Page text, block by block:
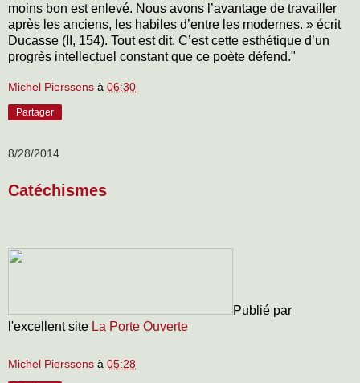
moins bon est enlevé. Nous avons l’avantage de travailler
après les anciens, les habiles d’entre les modernes. » écrit
Ducasse (II, 154). Tout est dit. C’est cette esthétique d’un
progrès intellectuel constant que ce poète défend."
Michel Pierssens à 06:30
Partager
8/28/2014
Catéchismes
Publié par
l'excellent site La Porte Ouverte
Michel Pierssens à 05:28